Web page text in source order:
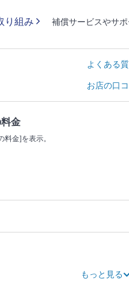
り組み 補償サービスやサ
よくある
お店の口
金
金]を表示。
もっと見る